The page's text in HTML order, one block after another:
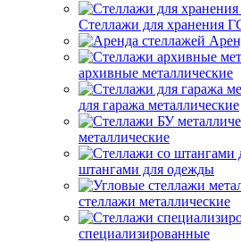
Стеллажи для хранения
архивные металлические
для гаража металлические
металлические
штангами для одежды
стеллажи металлические
специализированные